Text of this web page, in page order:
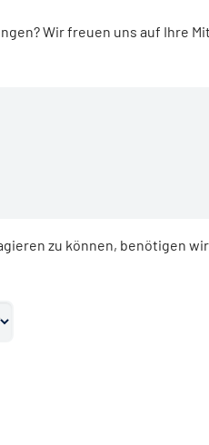
Wir freuen uns auf Ihre
zu können, benötigen